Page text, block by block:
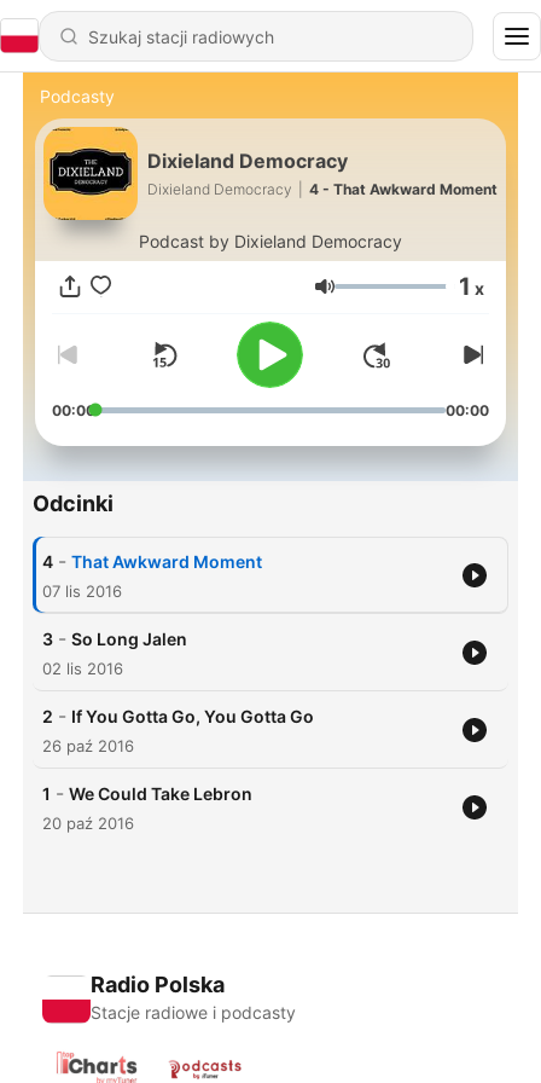
Podcasty
Dixieland Democracy
Dixieland Democracy 4 - That Awkward Moment
Podcast by Dixieland Democracy
Głośność 1 x
00:00 00:00
Odcinki
4 - That Awkward Moment
07 lis 2016
3 - So Long Jalen
02 lis 2016
2 - If You Gotta Go, You Gotta Go
26 paź 2016
1 - We Could Take Lebron
20 paź 2016
Radio Polska
Stacje radiowe i podcasty